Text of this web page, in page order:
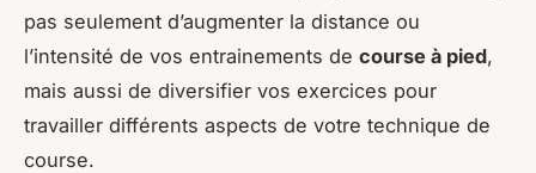
pas seulement d’augmenter la distance ou
l’intensité de vos entrainements de course à pied,
mais aussi de diversifier vos exercices pour
travailler différents aspects de votre technique de
course.